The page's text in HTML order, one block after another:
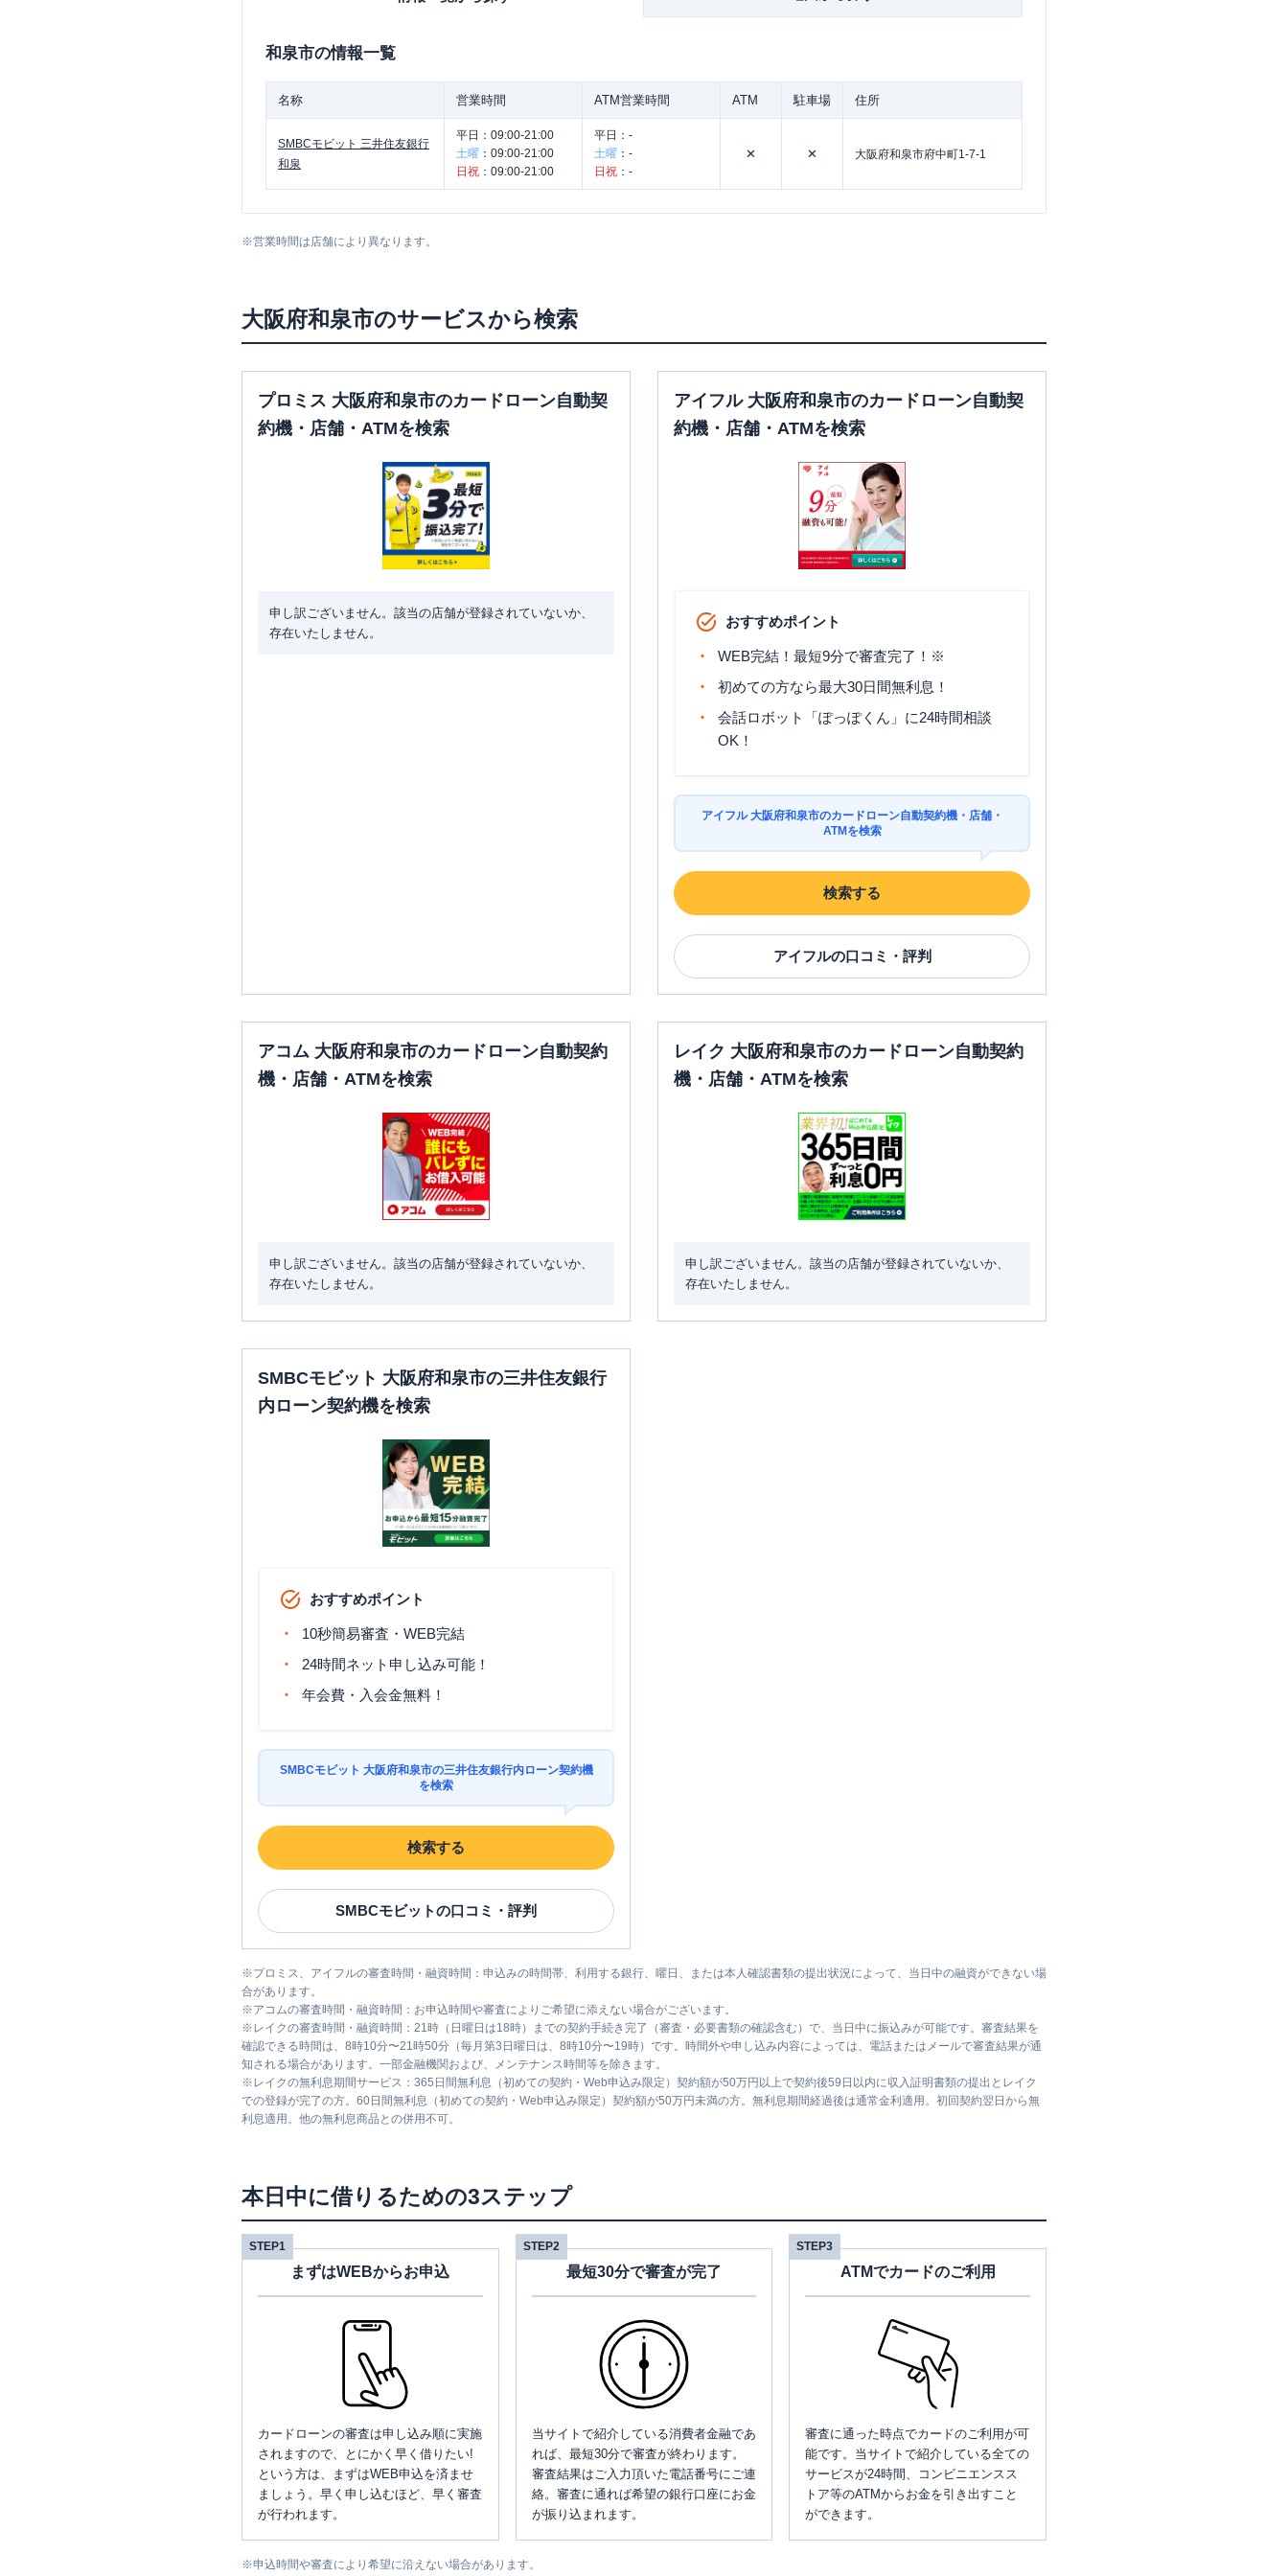
和泉市の情報一覧
名称 営業時間 ATM営業時間 ATM 駐車場 住所
SMBCモビット 三井住友銀行
和泉
平日： 09:00-21:00
土曜 ： 09:00-21:00
日祝 ： 09:00-21:00
平日： -
土曜 ： -
日祝 ： -
✕ ✕ 大阪府和泉市府中町1-7-1
※営業時間は店舗により異なります。
大阪府和泉市のサービスから検索
プロミス 大阪府和泉市のカードローン自動契
約機・店舗・ATMを検索
申し訳ございません。該当の店舗が登録されていないか、
存在いたしません。
アイフル 大阪府和泉市のカードローン自動契
約機・店舗・ATMを検索
おすすめポイント
WEB完結！最短9分で審査完了！※
初めての方なら最大30日間無利息！
会話ロボット「ぽっぽくん」に24時間相談
OK！
アイフル 大阪府和泉市のカードローン自動契約機・店舗・
ATMを検索
検索する
アイフルの口コミ・評判
アコム 大阪府和泉市のカードローン自動契約
機・店舗・ATMを検索
申し訳ございません。該当の店舗が登録されていないか、
存在いたしません。
レイク 大阪府和泉市のカードローン自動契約
機・店舗・ATMを検索
申し訳ございません。該当の店舗が登録されていないか、
存在いたしません。
SMBCモビット 大阪府和泉市の三井住友銀行
内ローン契約機を検索
おすすめポイント
10秒簡易審査・WEB完結
24時間ネット申し込み可能！
年会費・入会金無料！
SMBCモビット 大阪府和泉市の三井住友銀行内ローン契約機
を検索
検索する
SMBCモビットの口コミ・評判
※プロミス、アイフルの審査時間・融資時間：申込みの時間帯、利用する銀行、曜日、または本人確認書類の提出状況によって、当日中の融資ができない場
合があります。
※アコムの審査時間・融資時間：お申込時間や審査によりご希望に添えない場合がございます。
※ レイクの審査時間・融資時間：21時（日曜日は18時）までの契約手続き完了（審査・必要書類の確認含む）で、当日中に振込みが可能です。審査結果を
確認できる時間は、8時10分〜21時50分（毎月第3日曜日は、8時10分〜19時）です。時間外や申し込み内容によっては、電話またはメールで審査結果が通
知される場合があります。一部金融機関および、メンテナンス時間等を除きます。
※ レイクの無利息期間サービス：365日間無利息（初めての契約・Web申込み限定）契約額が50万円以上で契約後59日以内に収入証明書類の提出とレイク
での登録が完了の方。60日間無利息（初めての契約・Web申込み限定）契約額が50万円未満の方。無利息期間経過後は通常金利適用。初回契約翌日から無
利息適用。他の無利息商品との併用不可。
本日中に借りるための3ステップ
STEP1
まずはWEBからお申込
カードローンの審査は申し込み順に実施
されますので、とにかく早く借りたい!
という方は、まずはWEB申込を済ませ
ましょう。早く申し込むほど、早く審査
が行われます。
STEP2
最短30分で審査が完了
当サイトで紹介している消費者金融であ
れば、最短30分で審査が終わります。
審査結果はご入力頂いた電話番号にご連
絡。審査に通れば希望の銀行口座にお金
が振り込まれます。
STEP3
ATMでカードのご利用
審査に通った時点でカードのご利用が可
能です。当サイトで紹介している全ての
サービスが24時間、コンビニエンスス
トア等のATMからお金を引き出すこと
ができます。
※申込時間や審査により希望に沿えない場合があります。